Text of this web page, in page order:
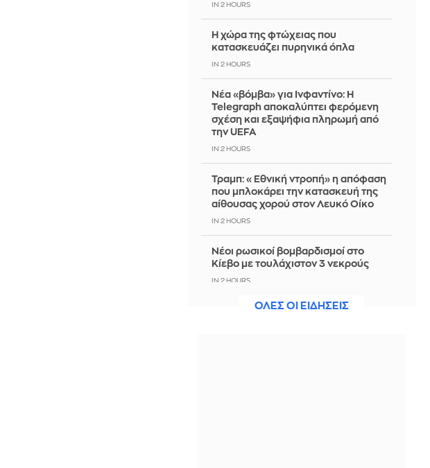
IN 2 HOURS
Η χώρα της φτώχειας που
κατασκευάζει πυρηνικά όπλα
IN 2 HOURS
Νέα «βόμβα» για Ινφαντίνο: Η
Telegraph αποκαλύπτει φερόμενη
σχέση και εξαψήφια πληρωμή από
την UEFA
IN 2 HOURS
Τραμπ: «Εθνική ντροπή» η απόφαση
που μπλοκάρει την κατασκευή της
αίθουσας χορού στον Λευκό Οίκο
IN 2 HOURS
Νέοι ρωσικοί βομβαρδισμοί στο
Κίεβο με τουλάχιστον 3 νεκρούς
IN 2 HOURS
«Δώρο» Τραμπ στον νέο πρόεδρο της
ΟΛΕΣ ΟΙ ΕΙΔΗΣΕΙΣ